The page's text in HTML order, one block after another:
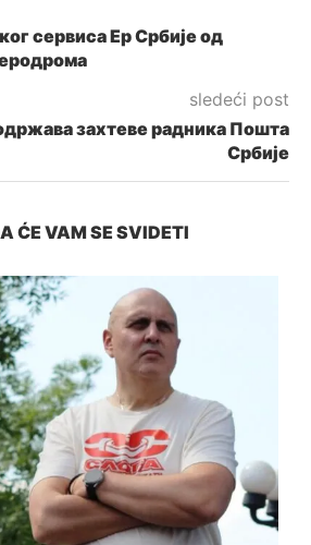
сервиса Ер Србије од
sledeći post
захтеве радника Пошта
Србије
ĆE VAM SE SVIDETI